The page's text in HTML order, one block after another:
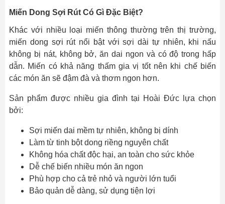
Miến Dong Sợi Rút Có Gì Đặc Biệt?
Khác với nhiều loại miến thông thường trên thị trường,
miến dong sợi rút nổi bật với sợi dài tự nhiên, khi nấu
không bị nát, không bở, ăn dai ngon và có độ trong hấp
dẫn. Miến có khả năng thấm gia vị tốt nên khi chế biến
các món ăn sẽ đậm đà và thơm ngon hơn.
Sản phẩm được nhiều gia đình tại Hoài Đức lựa chọn
bởi:
Sợi miến dai mềm tự nhiên, không bị dính
Làm từ tinh bột dong riềng nguyên chất
Không hóa chất độc hại, an toàn cho sức khỏe
Dễ chế biến nhiều món ăn ngon
Phù hợp cho cả trẻ nhỏ và người lớn tuổi
Bảo quản dễ dàng, sử dụng tiện lợi